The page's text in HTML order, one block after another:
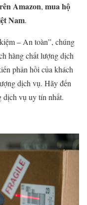
Amazon, mua hộ
Nam.
– An toàn”, chúng
hàng chất lượng dịch
phản hồi của khách
dịch vụ. Hãy đến
dịch vụ uy tín nhất.